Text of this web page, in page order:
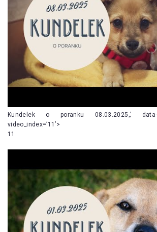
Kundelek o poranku 08.03.2025„’ data-
video_index=’11’>
11